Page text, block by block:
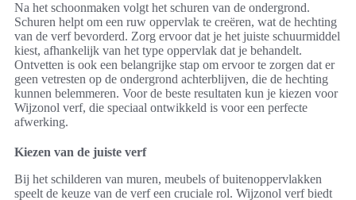
Na het schoonmaken volgt het schuren van de ondergrond.
Schuren helpt om een ruw oppervlak te creëren, wat de hechting
van de verf bevorderd. Zorg ervoor dat je het juiste schuurmiddel
kiest, afhankelijk van het type oppervlak dat je behandelt.
Ontvetten is ook een belangrijke stap om ervoor te zorgen dat er
geen vetresten op de ondergrond achterblijven, die de hechting
kunnen belemmeren. Voor de beste resultaten kun je kiezen voor
Wijzonol verf, die speciaal ontwikkeld is voor een perfecte
afwerking.
Kiezen van de juiste verf
Bij het schilderen van muren, meubels of buitenoppervlakken
speelt de keuze van de verf een cruciale rol. Wijzonol verf biedt